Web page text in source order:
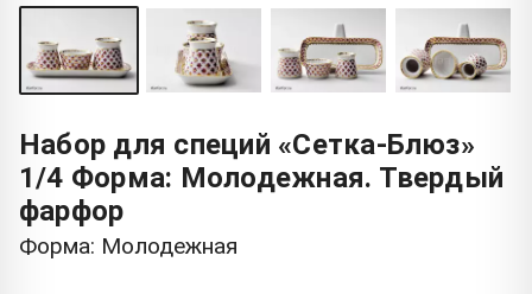
Набор для специй «Сетка-Блюз»
1/4 Форма: Молодежная. Твердый
фарфор
Форма: Молодежная